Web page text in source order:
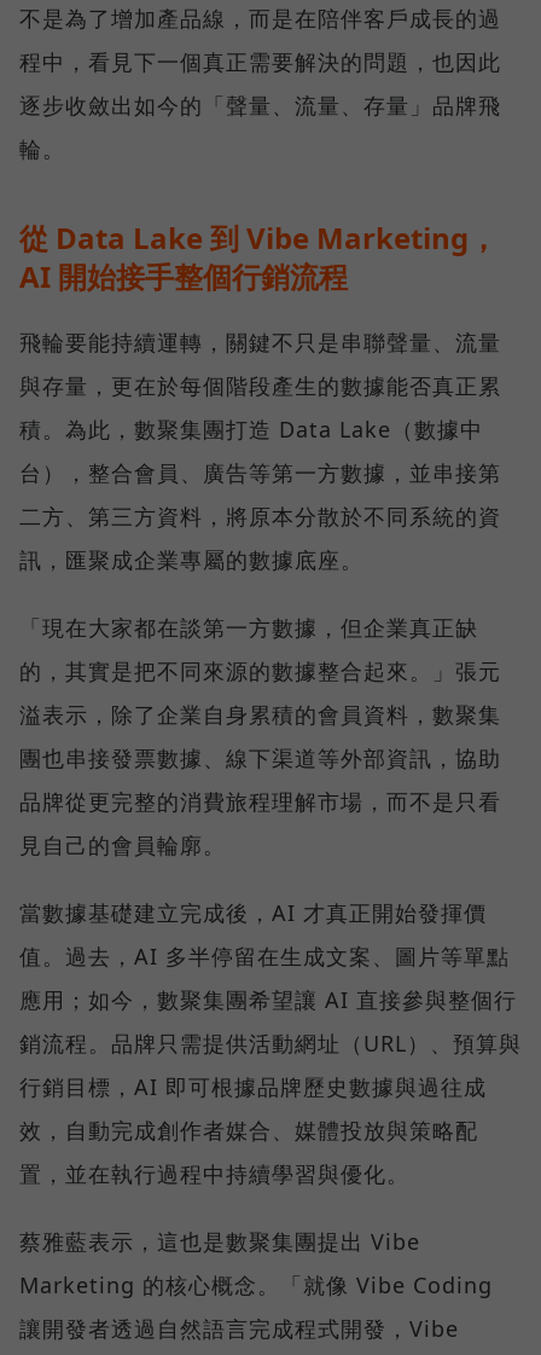
不是為了增加產品線，而是在陪伴客戶成長的過
程中，看見下一個真正需要解決的問題，也因此
逐步收斂出如今的「聲量、流量、存量」品牌飛
輪。
從 Data Lake 到 Vibe Marketing，
AI 開始接手整個行銷流程
飛輪要能持續運轉，關鍵不只是串聯聲量、流量
與存量，更在於每個階段產生的數據能否真正累
積。為此，數聚集團打造 Data Lake（數據中
台），整合會員、廣告等第一方數據，並串接第
二方、第三方資料，將原本分散於不同系統的資
訊，匯聚成企業專屬的數據底座。
「現在大家都在談第一方數據，但企業真正缺
的，其實是把不同來源的數據整合起來。」張元
溢表示，除了企業自身累積的會員資料，數聚集
團也串接發票數據、線下渠道等外部資訊，協助
品牌從更完整的消費旅程理解市場，而不是只看
見自己的會員輪廓。
當數據基礎建立完成後，AI 才真正開始發揮價
值。過去，AI 多半停留在生成文案、圖片等單點
應用；如今，數聚集團希望讓 AI 直接參與整個行
銷流程。品牌只需提供活動網址（URL）、預算與
行銷目標，AI 即可根據品牌歷史數據與過往成
效，自動完成創作者媒合、媒體投放與策略配
置，並在執行過程中持續學習與優化。
蔡雅藍表示，這也是數聚集團提出 Vibe
Marketing 的核心概念。「就像 Vibe Coding
讓開發者透過自然語言完成程式開發，Vibe